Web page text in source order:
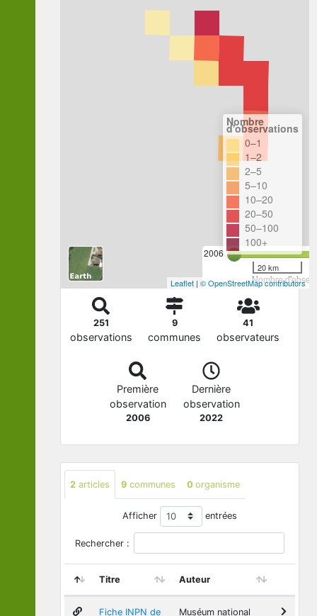
2006
Nombre
Nombre
d'observations
0–1
1–2
2–5
5–10
10–20
20–50
50–100
100+
20 km
Leaflet | © OpenStreetMap contributors
251
observations
9
communes
41
observateurs
Première
observation
2006
Dernière
observation
2022
2 articles 9 communes 0 organisme
Afficher entrées
Rechercher :
Titre Auteur
Fiche INPN de
Muséum national